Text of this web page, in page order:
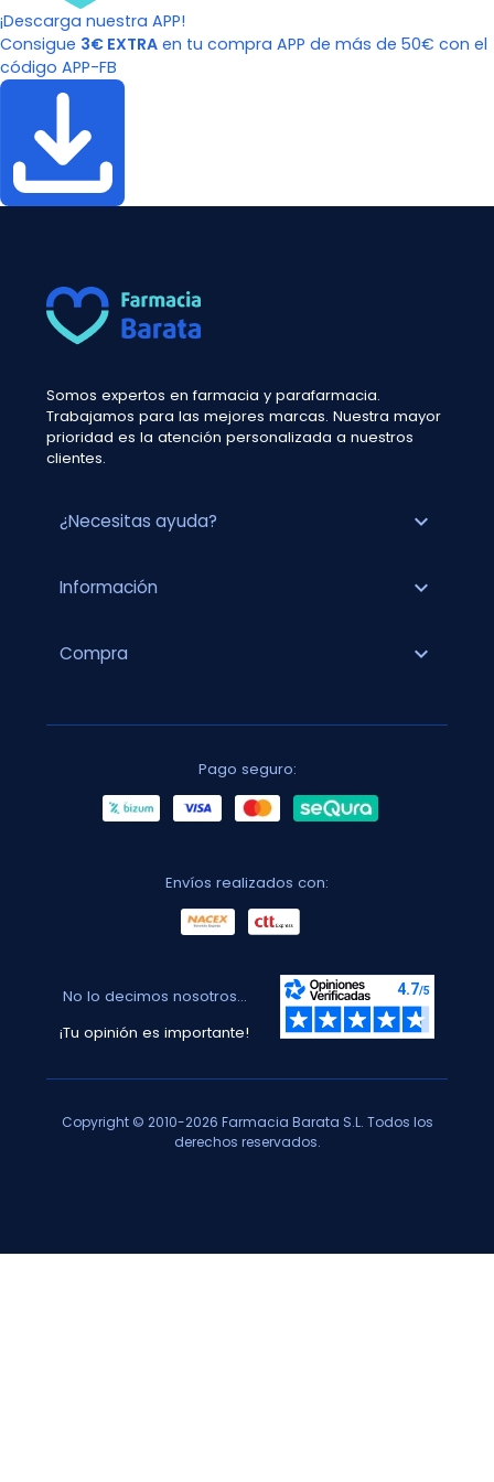
¡Descarga nuestra APP!
Consigue 3€ EXTRA en tu compra APP de más de 50€ con el
código APP-FB
Somos expertos en farmacia y parafarmacia.
Trabajamos para las mejores marcas. Nuestra mayor
prioridad es la atención personalizada a nuestros
clientes.
¿Necesitas ayuda? expand_more
Información expand_more
Compra expand_more
Pago seguro:
Envíos realizados con:
No lo decimos nosotros...
¡Tu opinión es importante!
Copyright © 2010-2026 Farmacia Barata S.L. Todos los
derechos reservados.